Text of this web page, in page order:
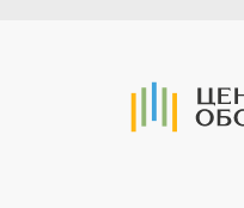
На Главную